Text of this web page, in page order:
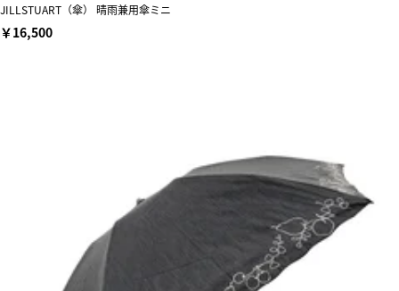
JILLSTUART（傘） 晴雨兼用傘ミニ
￥16,500